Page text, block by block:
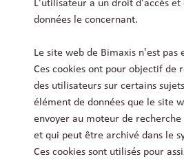
L'utilisateur a un droit d'accès
données le concernant.
Le site web de Bimaxis n'est pas
Ces cookies ont pour objectif de
des utilisateurs sur certains
élément de données que le site
envoyer au moteur de
et qui peut être archivé dans le
Ces cookies sont utilisés pour